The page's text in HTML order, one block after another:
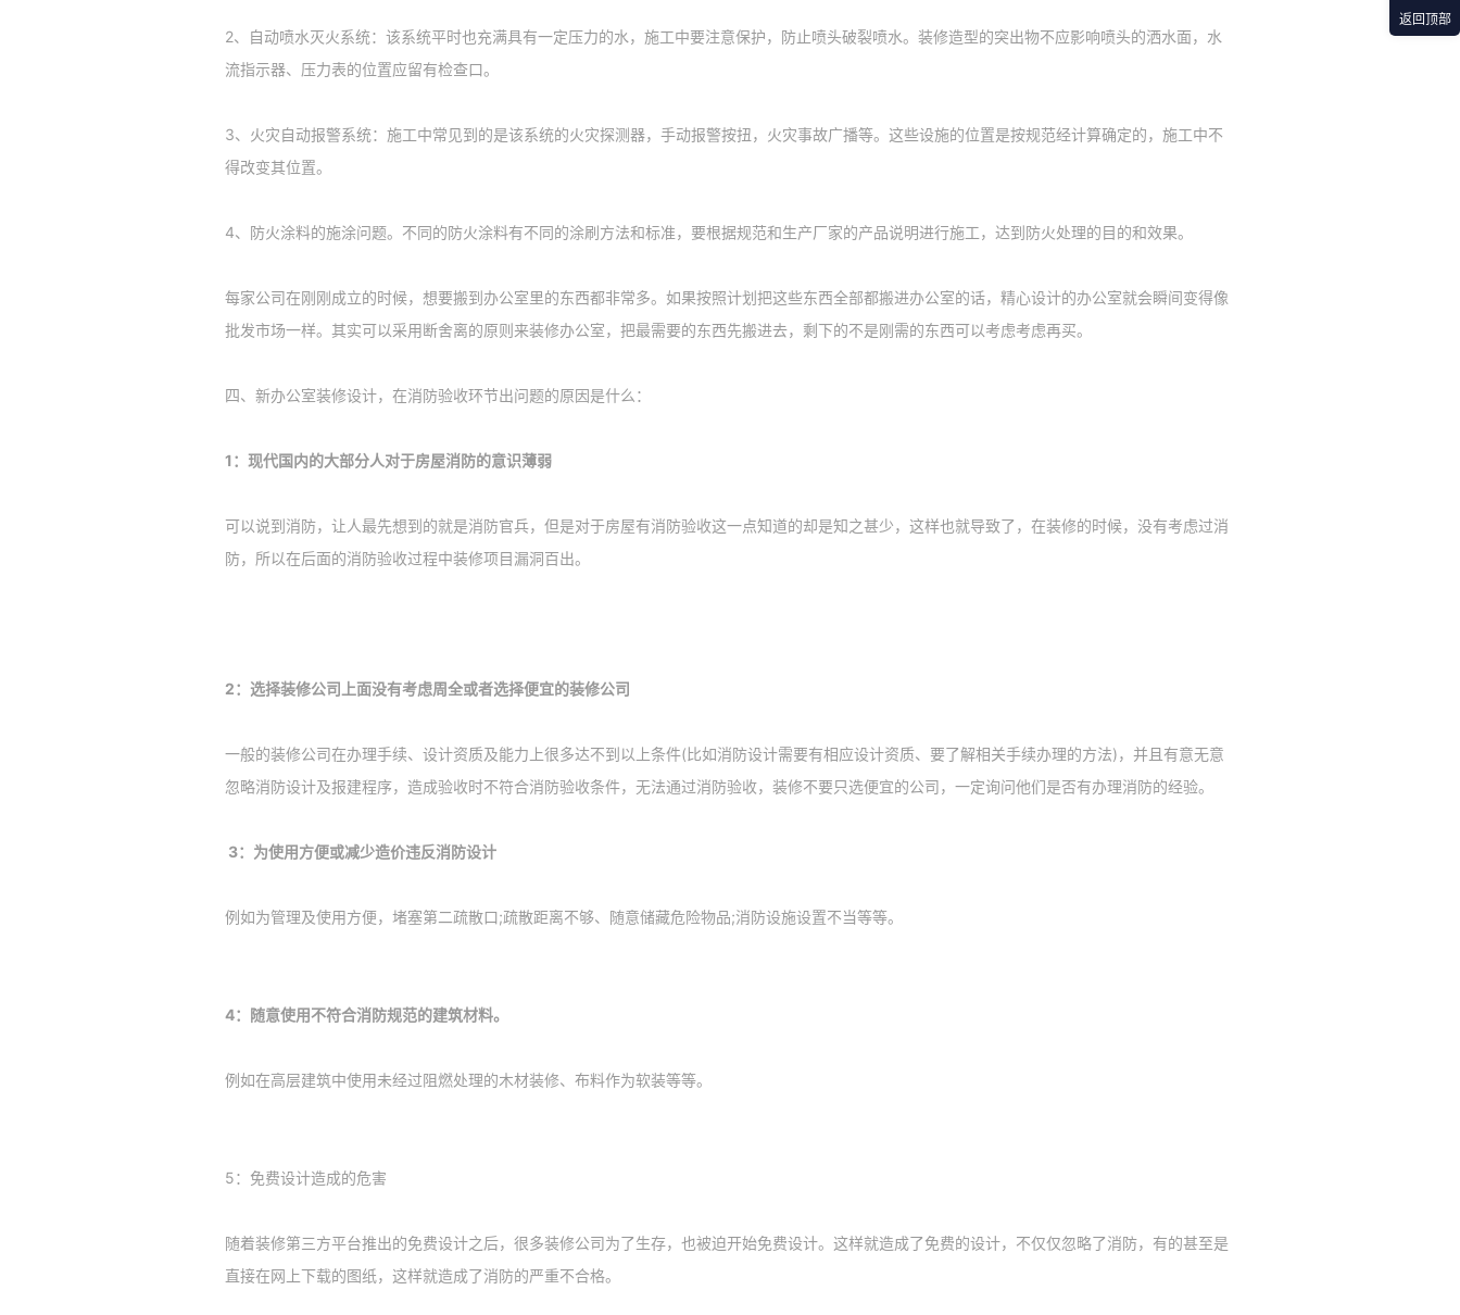
2、自动喷水灭火系统：该系统平时也充满具有一定压力的水，施工中要注意保护，防止喷头破裂喷水。装修造型的突出物不应影响喷头的洒水面，水
流指示器、压力表的位置应留有检查口。
3、火灾自动报警系统：施工中常见到的是该系统的火灾探测器，手动报警按扭，火灾事故广播等。这些设施的位置是按规范经计算确定的，施工中不
得改变其位置。
4、防火涂料的施涂问题。不同的防火涂料有不同的涂刷方法和标准，要根据规范和生产厂家的产品说明进行施工，达到防火处理的目的和效果。
每家公司在刚刚成立的时候，想要搬到办公室里的东西都非常多。如果按照计划把这些东西全部都搬进办公室的话，精心设计的办公室就会瞬间变得像
批发市场一样。其实可以采用断舍离的原则来装修办公室，把最需要的东西先搬进去，剩下的不是刚需的东西可以考虑考虑再买。
四、新办公室装修设计，在消防验收环节出问题的原因是什么：
1：现代国内的大部分人对于房屋消防的意识薄弱
可以说到消防，让人最先想到的就是消防官兵，但是对于房屋有消防验收这一点知道的却是知之甚少，这样也就导致了，在装修的时候，没有考虑过消
防，所以在后面的消防验收过程中装修项目漏洞百出。
2：选择装修公司上面没有考虑周全或者选择便宜的装修公司
一般的装修公司在办理手续、设计资质及能力上很多达不到以上条件(比如消防设计需要有相应设计资质、要了解相关手续办理的方法)，并且有意无意
忽略消防设计及报建程序，造成验收时不符合消防验收条件，无法通过消防验收，装修不要只选便宜的公司，一定询问他们是否有办理消防的经验。
3：为使用方便或减少造价违反消防设计
例如为管理及使用方便，堵塞第二疏散口;疏散距离不够、随意储藏危险物品;消防设施设置不当等等。
4：随意使用不符合消防规范的建筑材料。
例如在高层建筑中使用未经过阻燃处理的木材装修、布料作为软装等等。
5：免费设计造成的危害
随着装修第三方平台推出的免费设计之后，很多装修公司为了生存，也被迫开始免费设计。这样就造成了免费的设计，不仅仅忽略了消防，有的甚至是
直接在网上下载的图纸，这样就造成了消防的严重不合格。
返回顶部